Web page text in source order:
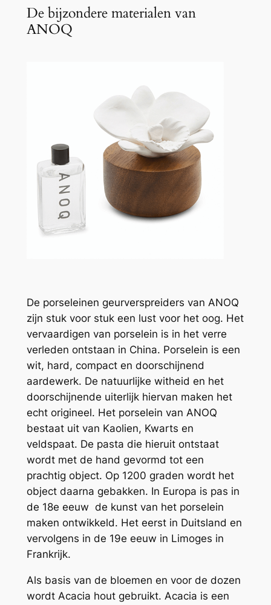
De bijzondere materialen van
ANOQ
De porseleinen geurverspreiders van ANOQ
zijn stuk voor stuk een lust voor het oog. Het
vervaardigen van porselein is in het verre
verleden ontstaan in China. Porselein is een
wit, hard, compact en doorschijnend
aardewerk. De natuurlijke witheid en het
doorschijnende uiterlijk hiervan maken het
echt origineel. Het porselein van ANOQ
bestaat uit van Kaolien, Kwarts en
veldspaat. De pasta die hieruit ontstaat
wordt met de hand gevormd tot een
prachtig object. Op 1200 graden wordt het
object daarna gebakken. In Europa is pas in
de 18e eeuw de kunst van het porselein
maken ontwikkeld. Het eerst in Duitsland en
vervolgens in de 19e eeuw in Limoges in
Frankrijk.
Als basis van de bloemen en voor de dozen
wordt Acacia hout gebruikt. Acacia is een